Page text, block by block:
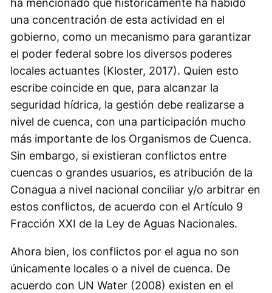
una concentración de esta actividad en el
gobierno, como un mecanismo para garantizar
el poder federal sobre los diversos poderes
locales actuantes (Kloster, 2017). Quien esto
escribe coincide en que, para alcanzar la
seguridad hídrica, la gestión debe realizarse a
nivel de cuenca, con una participación mucho
más importante de los Organismos de Cuenca.
Sin embargo, si existieran conflictos entre
cuencas o grandes usuarios, es atribución de la
Conagua a nivel nacional conciliar y/o arbitrar en
estos conflictos, de acuerdo con el Artículo 9
Fracción XXI de la Ley de Aguas Nacionales.
Ahora bien, los conflictos por el agua no son
únicamente locales o a nivel de cuenca. De
acuerdo con UN Water (2008) existen en el